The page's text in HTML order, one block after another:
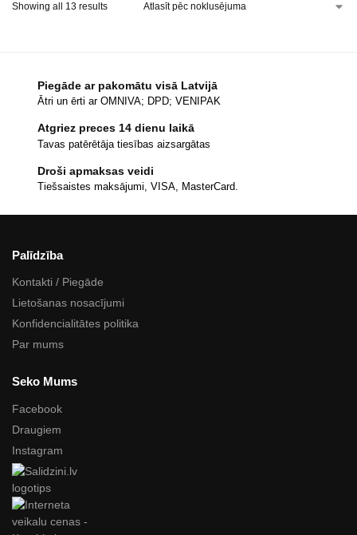
Showing all 13 results
Piegāde ar pakomātu visā Latvijā
Ātri un ērti ar OMNIVA; DPD; VENIPAK
Atgriez preces 14 dienu laikā
Tavas patērētāja tiesības aizsargātas
Droši apmaksas veidi
Tiešsaistes maksājumi, VISA, MasterCard.
Palīdzība
Kontakti / Piegāde
Lietošanas nosacījumi
Konfidencialitātes politika
Par mums
Seko Mums
Facebook
Draugiem
Instagram